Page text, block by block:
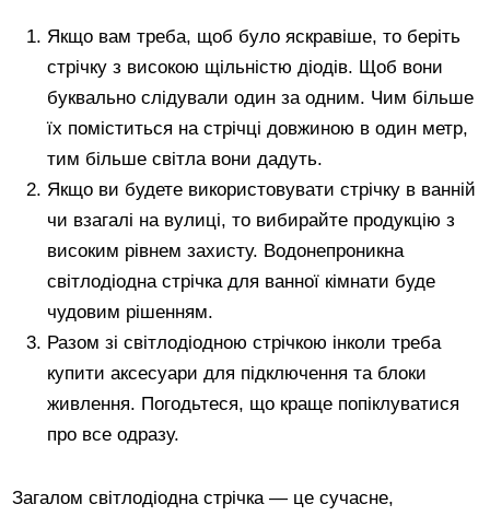
Якщо вам треба, щоб було яскравіше, то беріть
стрічку з високою щільністю діодів. Щоб вони
буквально слідували один за одним. Чим більше
їх поміститься на стрічці довжиною в один метр,
тим більше світла вони дадуть.
Якщо ви будете використовувати стрічку в ванній
чи взагалі на вулиці, то вибирайте продукцію з
високим рівнем захисту. Водонепроникна
світлодіодна стрічка для ванної кімнати буде
чудовим рішенням.
Разом зі світлодіодною стрічкою інколи треба
купити аксесуари для підключення та блоки
живлення. Погодьтеся, що краще попіклуватися
про все одразу.
Загалом світлодіодна стрічка — це сучасне,